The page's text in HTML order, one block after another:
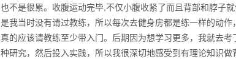
也不是很累。收腹运动完毕,不仅小腹收紧了而且背部和脖子
是我当时没有请过教练，所以每次去健身房都是练一样的动
真的应该请教练至少带入门。后期因为想学习更多，我就去
种研究，然后投入实践，所以我很深切地感受到有理论知